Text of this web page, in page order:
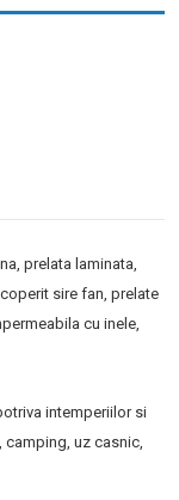
prelata laminata,
sire fan, prelate
cu inele,
intemperiilor si
uz casnic,